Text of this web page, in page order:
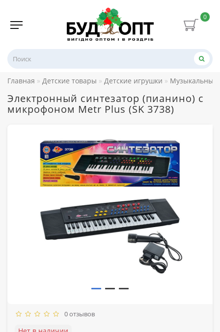
0
Главная Детские товары Детские игрушки Музыкальные
Электронный синтезатор (пианино) с
микрофоном Metr Plus (SK 3738)
0 отзывов